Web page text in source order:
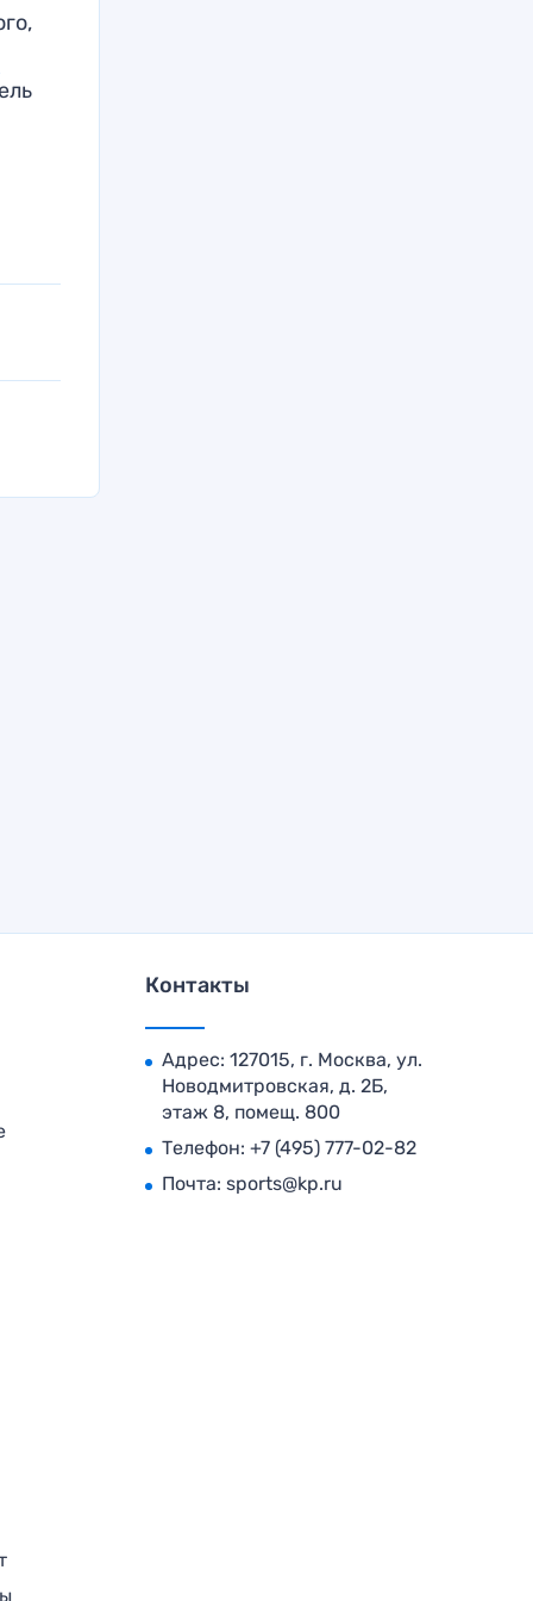
Контакты
Адрес: 127015, г. Москва, ул.
Новодмитровская, д. 2Б,
этаж 8, помещ. 800
Телефон: +7 (495) 777-02-82
Почта: sports@kp.ru